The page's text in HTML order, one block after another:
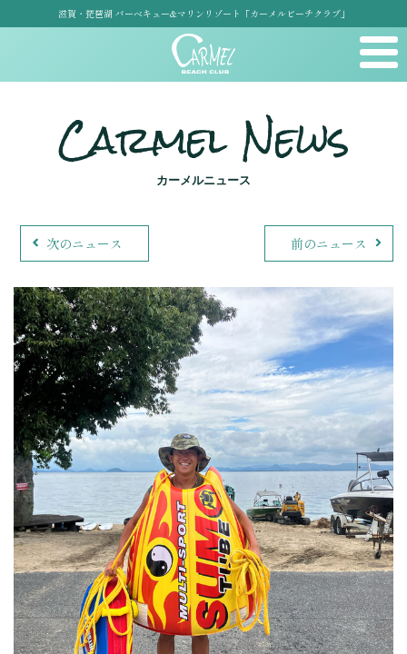
滋賀・琵琶湖 バーベキュー&マリンリゾート「カーメルビーチクラブ」
Carmel News
カーメルニュース
次のニュース 前のニュース